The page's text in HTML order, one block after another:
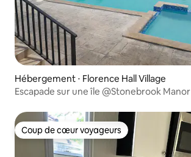
Hébergement ⋅ Florence Hall Village
Escapade sur une île @Stonebrook Manor
Coup de cœur voyageurs
Coup de cœur voyageurs